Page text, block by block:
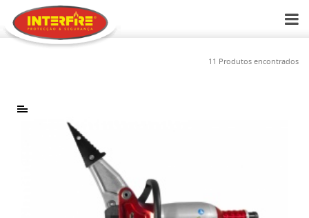
11 Produtos encontrados